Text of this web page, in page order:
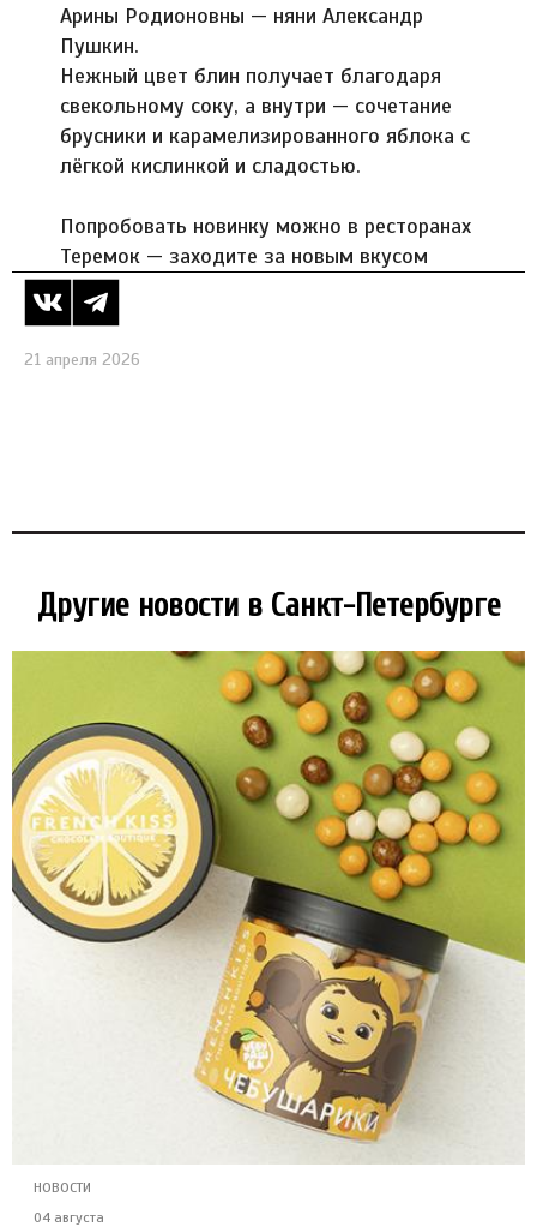
Арины Родионовны — няни Александр
Пушкин.
Нежный цвет блин получает благодаря
свекольному соку, а внутри — сочетание
брусники и карамелизированного яблока с
лёгкой кислинкой и сладостью.
Попробовать новинку можно в ресторанах
Теремок — заходите за новым вкусом
21 апреля 2026
Другие новости в Санкт-Петербурге
НОВОСТИ
04 августа